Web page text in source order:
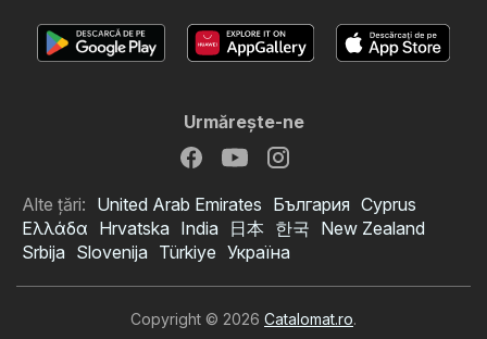
Urmăreşte-ne
Alte țări: United Arab Emirates България Cyprus
Ελλάδα Hrvatska India 日本 한국 New Zealand
Srbija Slovenija Türkiye Україна
Copyright © 2026 Catalomat.ro.